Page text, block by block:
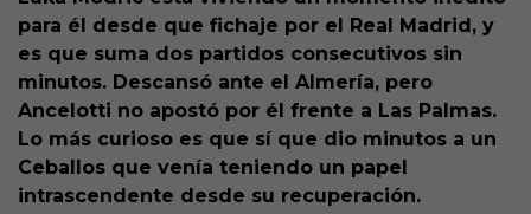
para él desde que fichaje por el Real Madrid, y
es que suma dos partidos consecutivos sin
minutos. Descansó ante el Almería, pero
Ancelotti no apostó por él frente a Las Palmas.
Lo más curioso es que sí que dio minutos a un
Ceballos que venía teniendo un papel
intrascendente desde su recuperación.